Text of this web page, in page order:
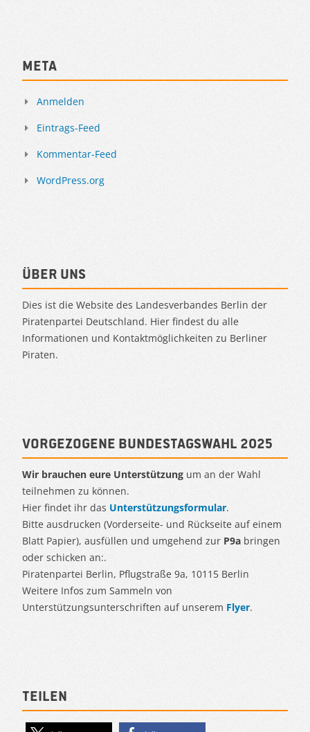
Meta
Anmelden
Eintrags-Feed
Kommentar-Feed
WordPress.org
Über uns
Dies ist die Website des Landesverbandes Berlin der
Piratenpartei Deutschland. Hier findest du alle
Informationen und Kontaktmöglichkeiten zu Berliner
Piraten.
Vorgezogene Bundestagswahl 2025
Wir brauchen eure Unterstützung um an der Wahl
teilnehmen zu können.
Hier findet ihr das Unterstützungsformular.
Bitte ausdrucken (Vorderseite- und Rückseite auf einem
Blatt Papier), ausfüllen und umgehend zur P9a bringen
oder schicken an:.
Piratenpartei Berlin, Pflugstraße 9a, 10115 Berlin
Weitere Infos zum Sammeln von
Unterstützungsunterschriften auf unserem Flyer.
Teilen